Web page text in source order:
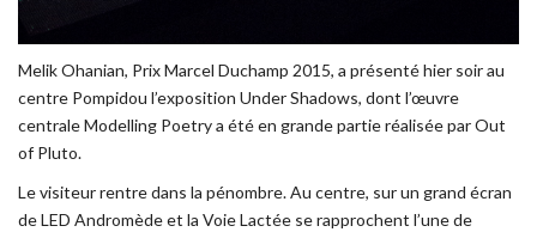
Melik Ohanian, Prix Marcel Duchamp 2015, a présenté hier soir au
centre Pompidou l’exposition Under Shadows, dont l’œuvre
centrale Modelling Poetry a été en grande partie réalisée par Out
of Pluto.
Le visiteur rentre dans la pénombre. Au centre, sur un grand écran
de LED Andromède et la Voie Lactée se rapprochent l’une de